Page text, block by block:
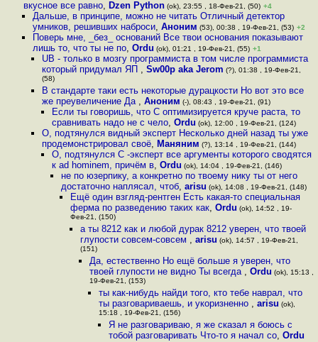
вкусное все равно, Dzen Python(ok), 23:55 , 18-Фев-21, (50) +4
Дальше, в принципе, можно не читать Отличный детектор
умников, решивших наброси, Аноним (53), 00:38 , 19-Фев-21, (53) +2
Поверь мне, _без_ оснований Все твои основания показывают
лишь то, что ты не по, Ordu (ok), 01:21 , 19-Фев-21, (55) +1
UB - только в мозгу программиста в том числе программиста
который придумал ЯП ,Sw00p aka Jerom (?), 01:38 , 19-Фев-21,
(58)
В стандарте таки есть некоторые дурацкости Но вот это все
же преувеличение Да ,Аноним (-), 08:43 , 19-Фев-21, (91)
Если ты говоришь, что C оптимизируется круче раста, то
сравнивать надо не с чело, Ordu (ok), 12:00 , 19-Фев-21, (124)
О, подтянулся видный эксперт Несколько дней назад ты уже
продемонстрировал своё, Маняним (?), 13:14 , 19-Фев-21, (144)
О, подтянулся C -эксперт все аргументы которого сводятся
к ad hominem, причём в, Ordu (ok), 14:04 , 19-Фев-21, (146)
не по юзерпику, а конкретно по твоему нику ты от него
достаточно наплясал, чтоб, arisu (ok), 14:08 , 19-Фев-21, (148)
Ещё один взгляд-рентген Есть какая-то специальная
ферма по разведению таких как,Ordu (ok), 14:52 , 19-
Фев-21, (150)
а ты 8212 как и любой дурак 8212 уверен, что твоей
глупости совсем-совсем , arisu (ok), 14:57 , 19-Фев-21,
(151)
Да, естественно Но ещё больше я уверен, что
твоей глупости не видно Ты всегда , Ordu (ok), 15:13 ,
19-Фев-21, (153)
ты как-нибудь найди того, кто тебе наврал, что
ты разговариваешь, и укоризненно ,arisu (ok),
15:18 , 19-Фев-21, (156)
Я не разговариваю, я же сказал я боюсь с
тобой разговаривать Что-то я начал со, Ordu